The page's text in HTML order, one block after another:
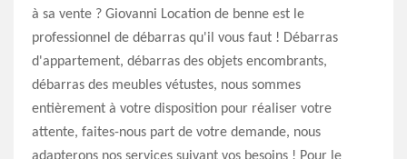
à sa vente ? Giovanni Location de benne est le
professionnel de débarras qu'il vous faut ! Débarras
d'appartement, débarras des objets encombrants,
débarras des meubles vétustes, nous sommes
entièrement à votre disposition pour réaliser votre
attente, faites-nous part de votre demande, nous